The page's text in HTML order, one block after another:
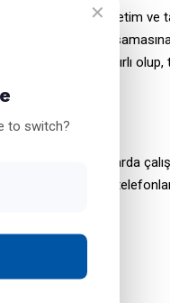
ı ile fabrikanızdaki üretim
teslimat
fabrikalarla sınırlı
bilgisayarlarda
bilgisayarlar, akıllı
✕
to switch?